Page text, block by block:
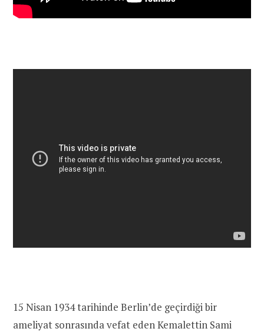
15 Nisan 1934 tarihinde Berlin’de geçirdiği bir
ameliyat sonrasında vefat eden Kemalettin Sami